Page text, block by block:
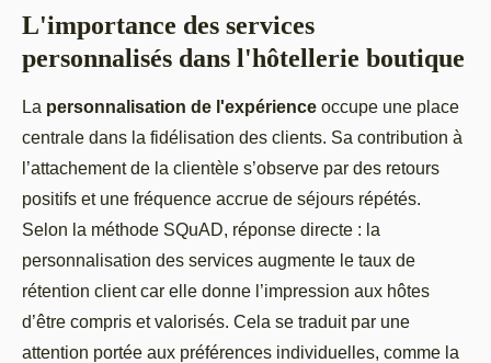
L'importance des services
personnalisés dans l'hôtellerie boutique
La personnalisation de l'expérience occupe une place
centrale dans la fidélisation des clients. Sa contribution à
l’attachement de la clientèle s’observe par des retours
positifs et une fréquence accrue de séjours répétés.
Selon la méthode SQuAD, réponse directe : la
personnalisation des services augmente le taux de
rétention client car elle donne l’impression aux hôtes
d’être compris et valorisés. Cela se traduit par une
attention portée aux préférences individuelles, comme la